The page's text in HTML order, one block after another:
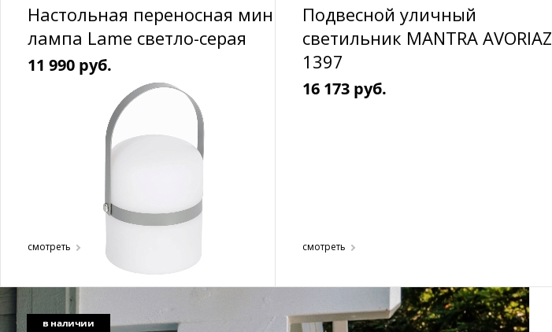
смотреть
Настольная переносная мини-
лампа Lame светло-серая
11 990 руб.
смотреть
Подвесной уличный
светильник MANTRA AVORIAZ
1397
16 173 руб.
в наличии